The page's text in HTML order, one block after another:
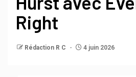
Right
Rédaction R C 4 juin 2026